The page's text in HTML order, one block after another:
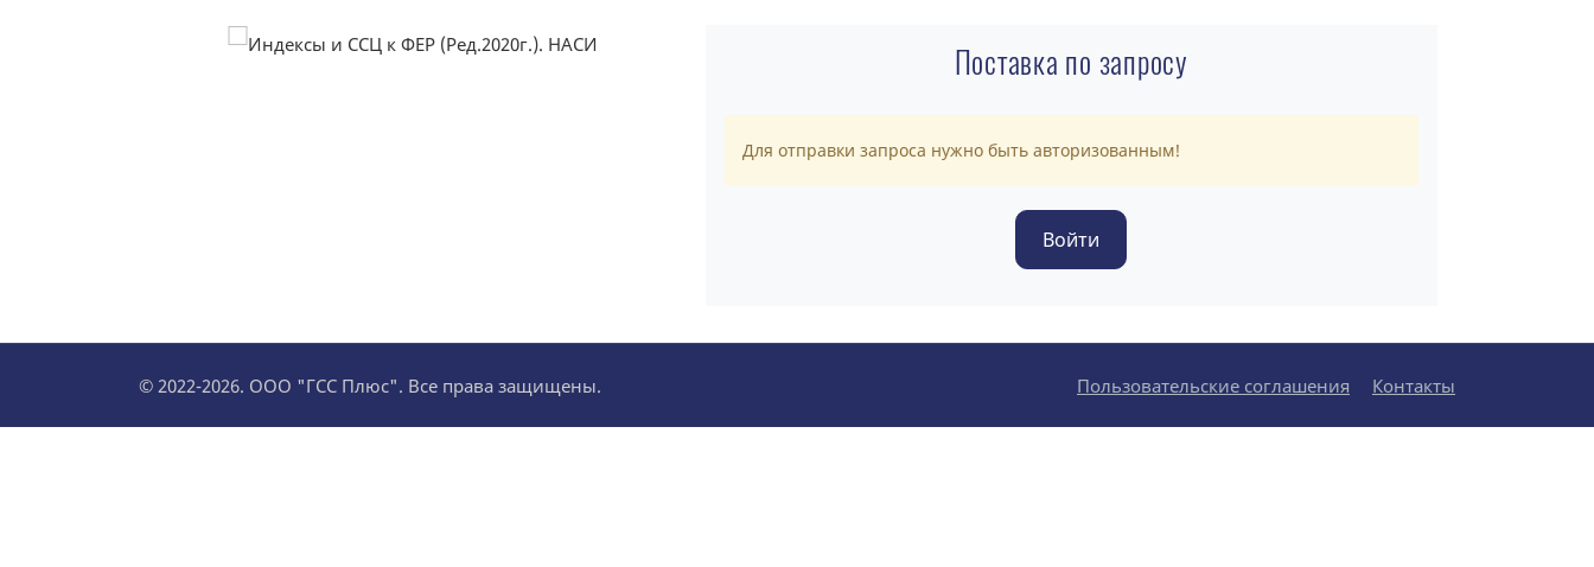
Поставка по запросу
Для отправки запроса нужно быть авторизованным!
© 2022-2026. ООО "ГСС Плюс". Все права защищены. Пользовательские соглашения Контакты